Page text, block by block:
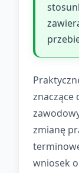
znaczące
zmianę
wniosek